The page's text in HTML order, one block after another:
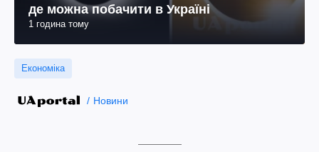
де можна побачити в Україні
1 година тому
Економіка
Новини